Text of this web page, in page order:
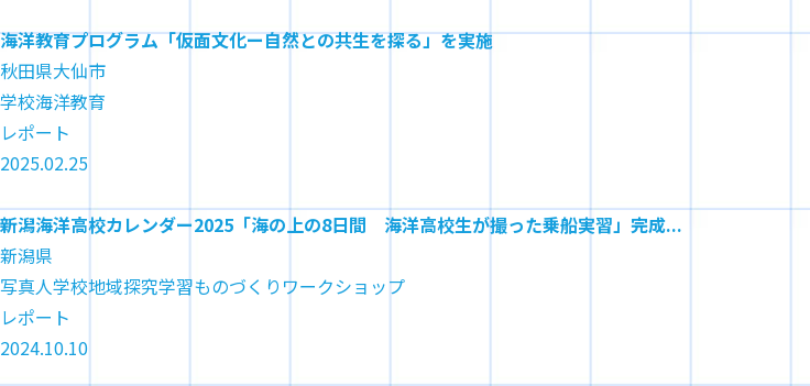
海洋教育プログラム「仮面文化ー自然との共生を探る」を実施
秋田県大仙市
学校海洋教育
レポート
2025.02.25
新潟海洋高校カレンダー2025「海の上の8日間 海洋高校生が撮った乗船実習」完成...
新潟県
写真人学校地域探究学習ものづくり ワークショップ
レポート
2024.10.10